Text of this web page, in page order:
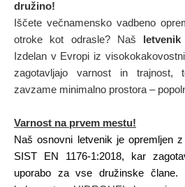
družino!
Iščete večnamensko vadbeno
otroke kot odrasle? Naš
letvenik
Izdelan v Evropi iz
zagotavljajo varnost in trajnost,
zavzame minimalno prostora –
Varnost na prvem mestu!
Naš osnovni letvenik je opremljen
SIST EN 1176-1:2018, kar
uporabo za vse družinske člane.